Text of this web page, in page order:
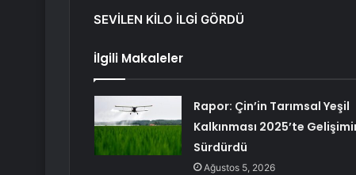
SEVİLEN KİLO İLGİ GÖRDÜ
İlgili Makaleler
Rapor: Çin’in Tarımsal Yeşil
Kalkınması 2025’te
Sürdürdü
Ağustos 5, 2026